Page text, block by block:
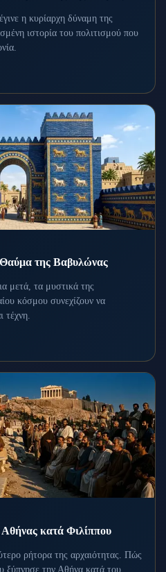
η κυρίαρχη δύναμη της
ιστορία του πολιτισμού που
της Βαβυλώνας
μετά, τα μυστικά της
κόσμου συνεχίζουν να
τέχνη.
κατά Φιλίππου
ρήτορα της αρχαιότητας. Πώς
ξύπνησε την Αθήνα κατά του